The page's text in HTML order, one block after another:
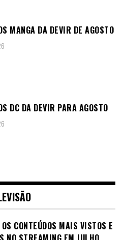
MANGA DA DEVIR DE AGOSTO
DC DA DEVIR PARA AGOSTO
CONTEÚDOS MAIS VISTOS E